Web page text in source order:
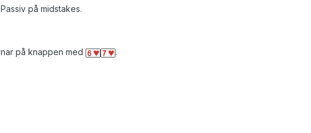
på midstakes.
på knappen med .